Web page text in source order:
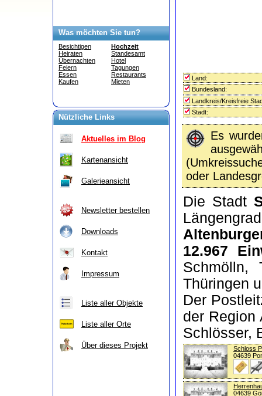
Was möchten Sie tun?
Besichtigen
Heiraten
Übernachten
Feiern
Essen
Kaufen
Hochzeit
Standesamt
Hotel
Tagungen
Restaurants
Mieten
Nützliche Links
Aktuelles im Blog
Kartenansicht
Galerieansicht
Newsletter bestellen
Downloads
Kontakt
Impressum
Liste aller Objekte
Liste aller Orte
Über dieses Projekt
Land:
Bundesland:
Landkreis/Kreisfreie
Stadt:
Es
oder
Die Stadt
12.967
Thüringen
Der
der Region
Schlösser,
Schloss
04639
04639